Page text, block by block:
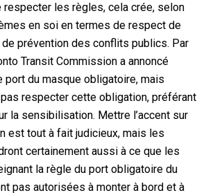
respecter les règles, cela crée, selon
en soi en termes de respect de
de prévention des conflits publics. Par
Transit Commission a annoncé
port du masque obligatoire, mais
respecter cette obligation, préférant
la sensibilisation. Mettre l’accent sur
est tout à fait judicieux, mais les
certainement aussi à ce que les
la règle du port obligatoire du
pas autorisées à monter à bord et à